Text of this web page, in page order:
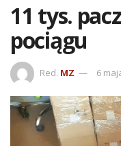
11 tys.
pociągu
Red. MZ 6